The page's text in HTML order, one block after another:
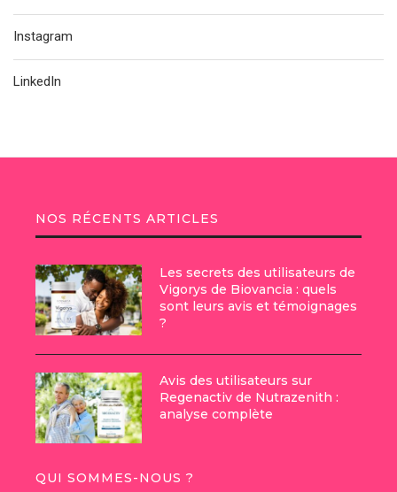
Instagram
LinkedIn
NOS RÉCENTS ARTICLES
Les secrets des utilisateurs de
Vigorys de Biovancia : quels
sont leurs avis et témoignages
?
Avis des utilisateurs sur
Regenactiv de Nutrazenith :
analyse complète
QUI SOMMES-NOUS ?